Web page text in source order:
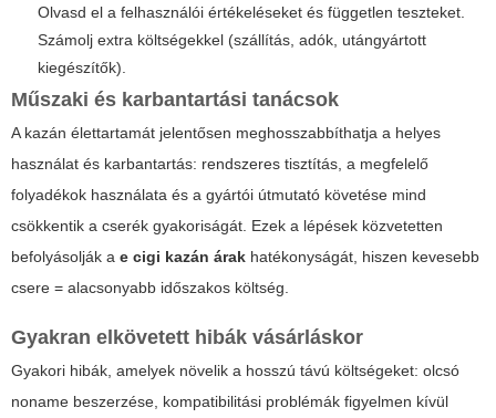
Olvasd el a felhasználói értékeléseket és független teszteket.
Számolj extra költségekkel (szállítás, adók, utángyártott
kiegészítők).
Műszaki és karbantartási tanácsok
A kazán élettartamát jelentősen meghosszabbíthatja a helyes
használat és karbantartás: rendszeres tisztítás, a megfelelő
folyadékok használata és a gyártói útmutató követése mind
csökkentik a cserék gyakoriságát. Ezek a lépések közvetetten
befolyásolják a e cigi kazán árak hatékonyságát, hiszen kevesebb
csere = alacsonyabb időszakos költség.
Gyakran elkövetett hibák vásárláskor
Gyakori hibák, amelyek növelik a hosszú távú költségeket: olcsó
noname beszerzése, kompatibilitási problémák figyelmen kívül